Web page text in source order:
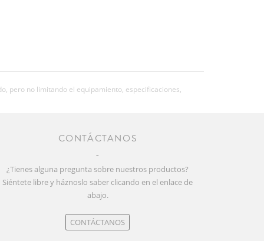
pero no limitando el equipamiento, especificaciones,
CONTÁCTANOS
¿Tienes alguna pregunta sobre nuestros productos?
Siéntete libre y háznoslo saber clicando en el enlace de
abajo.
CONTÁCTANOS